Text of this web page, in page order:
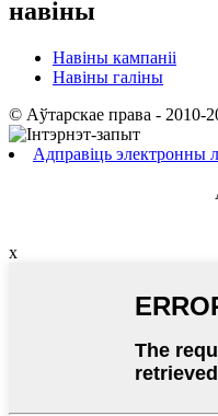
навіны
Навіны кампаніі
Навіны галіны
© Аўтарскае права - 2010-
Адправіць электронны
x